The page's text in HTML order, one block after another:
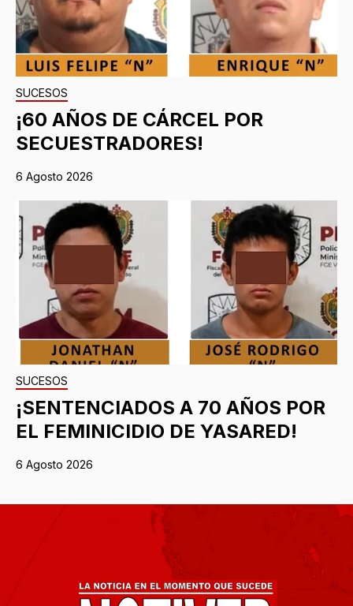
SUCESOS
¡60 AÑOS DE CÁRCEL POR
SECUESTRADORES!
6 Agosto 2026
SUCESOS
¡SENTENCIADOS A 70 AÑOS POR
EL FEMINICIDIO DE YASARED!
6 Agosto 2026